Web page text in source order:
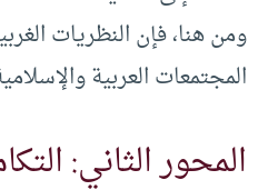
ومن هنا، فإن النظريات
المجتمعات العربية
المحور الثاني: